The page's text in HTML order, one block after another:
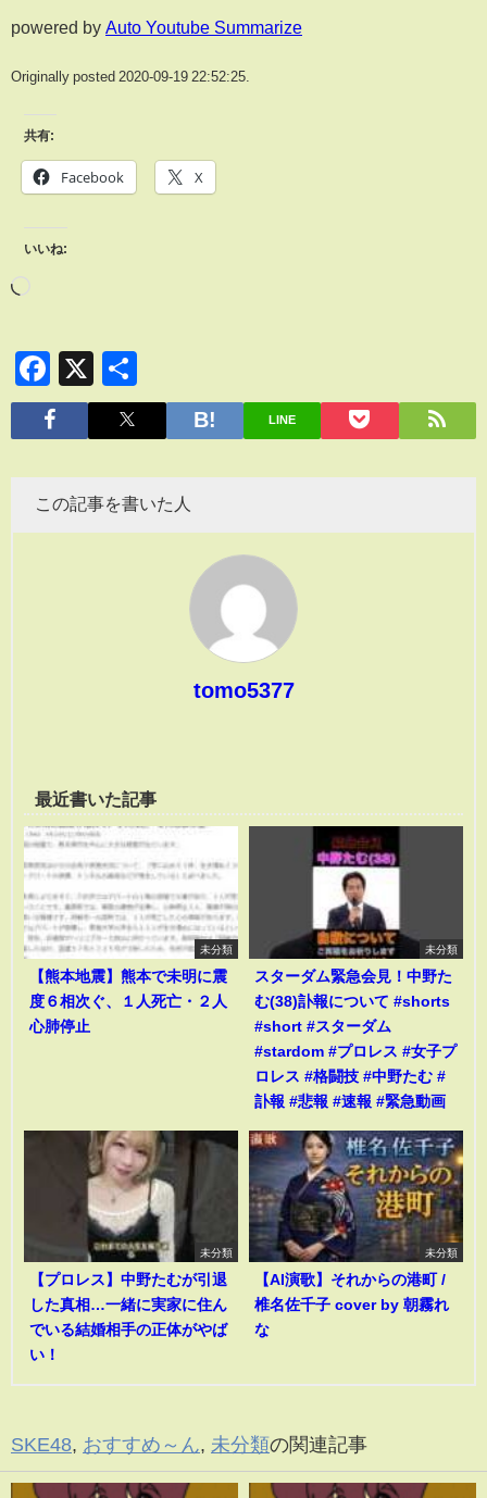
powered by Auto Youtube Summarize
Originally posted 2020-09-19 22:52:25.
共有:
Facebook X
いいね:
Facebook
X
有
LINE
この記事を書いた人
tomo5377
最近書いた記事
未分類
【熊本地震】熊本で未明に震
度６相次ぐ、１人死亡・２人
心肺停止
未分類
スターダム緊急会見！中野た
む(38)訃報について #shorts
#short #スターダム
#stardom #プロレス #女子プ
ロレス #格闘技 #中野たむ #
訃報 #悲報 #速報 #緊急動画
未分類
【プロレス】中野たむが引退
した真相…一緒に実家に住ん
でいる結婚相手の正体がやば
い！
未分類
【AI演歌】それからの港町 /
椎名佐千子 cover by 朝霧れ
な
SKE48, おすすめ～ん, 未分類の関連記事